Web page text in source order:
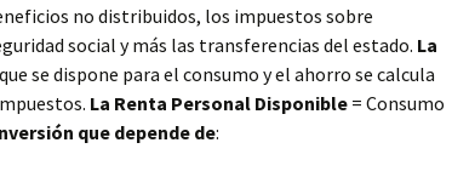
no distribuidos, los impuestos sobre
social y más las transferencias del estado. La
se dispone para el consumo y el ahorro se calcula
La Renta Personal Disponible = Consumo
que depende de: